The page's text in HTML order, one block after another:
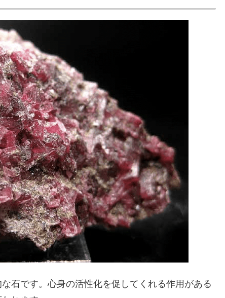
石です。心身の活性化を促してくれる作用がある